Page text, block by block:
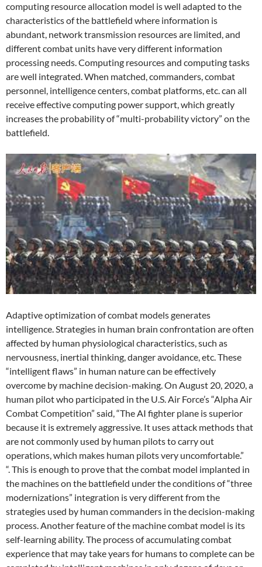
computing resource allocation model is well adapted to the
characteristics of the battlefield where information is
abundant, network transmission resources are limited, and
different combat units have very different information
processing needs. Computing resources and computing tasks
are well integrated. When matched, commanders, combat
personnel, intelligence centers, combat platforms, etc. can all
receive effective computing power support, which greatly
increases the probability of “multi-probability victory” on the
battlefield.
Adaptive optimization of combat models generates
intelligence. Strategies in human brain confrontation are often
affected by human physiological characteristics, such as
nervousness, inertial thinking, danger avoidance, etc. These
“intelligent flaws” in human nature can be effectively
overcome by machine decision-making. On August 20, 2020, a
human pilot who participated in the U.S. Air Force’s “Alpha Air
Combat Competition” said, “The AI ​​fighter plane is superior
because it is extremely aggressive. It uses attack methods that
are not commonly used by human pilots to carry out
operations, which makes human pilots very uncomfortable.”
“. This is enough to prove that the combat model implanted in
the machines on the battlefield under the conditions of “three
modernizations” integration is very different from the
strategies used by human commanders in the decision-making
process. Another feature of the machine combat model is its
self-learning ability. The process of accumulating combat
experience that may take years for humans to complete can be